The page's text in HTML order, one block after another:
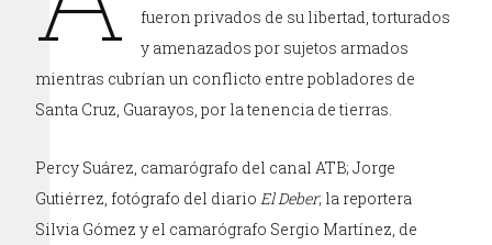
fueron privados de su libertad, torturados
y amenazados por sujetos armados
mientras cubrían un conflicto entre pobladores de
Santa Cruz, Guarayos, por la tenencia de tierras.
Percy Suárez, camarógrafo del canal ATB; Jorge
Gutiérrez, fotógrafo del diarioEl Deber; la reportera
Silvia Gómez y el camarógrafo Sergio Martínez, de